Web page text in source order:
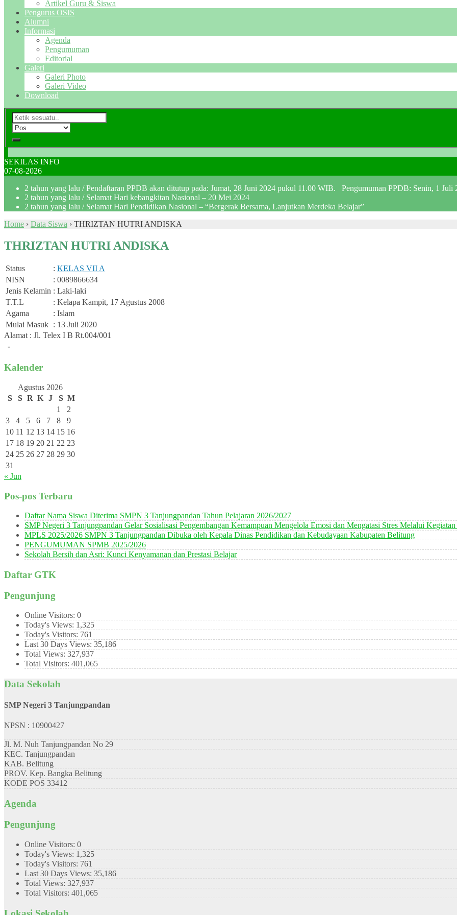
Artikel Guru & Siswa
Pengurus OSIS
Alumni
Informasi
Agenda
Pengumuman
Editorial
Galeri
Galeri Photo
Galeri Video
Download
SEKILAS INFO
07-08-2026
2 tahun yang lalu / Pendaftaran PPDB akan ditutup pada: Jumat, 28 Juni 2024 pukul 11.00 WIB. Pengumuman PPDB: Senin, 1 Juli
2 tahun yang lalu / Selamat Hari kebangkitan Nasional – 20 Mei 2024
2 tahun yang lalu / Selamat Hari Pendidikan Nasional – “Bergerak Bersama, Lanjutkan Merdeka Belajar”
Home › Data Siswa › THRIZTAN HUTRI ANDISKA
THRIZTAN HUTRI ANDISKA
Status : KELAS VII A
NISN
: 0089866634
Jenis Kelamin : Laki-laki
T.T.L
: Kelapa Kampit, 17 Agustus 2008
Agama
: Islam
Mulai Masuk : 13 Juli 2020
Alamat : Jl. Telex I B Rt.004/001
-
Kalender
Agustus 2026
S
S R K J S M
1
2
3
4 5 6 7 8
9
10 11 12 13 14 15 16
17 18 19 20 21 22 23
24 25 26 27 28 29 30
31
« Jun
Pos-pos Terbaru
Daftar Nama Siswa Diterima SMPN 3 Tanjungpandan Tahun Pelajaran 2026/2027
SMP Negeri 3 Tanjungpandan Gelar Sosialisasi Pengembangan Kemampuan Mengelola Emosi dan Mengatasi Stres Melalui
MPLS 2025/2026 SMPN 3 Tanjungpandan Dibuka oleh Kepala Dinas Pendidikan dan Kebudayaan Kabupaten Belitung
PENGUMUMAN SPMB 2025/2026
Sekolah Bersih dan Asri: Kunci Kenyamanan dan Prestasi Belajar
Daftar GTK
Pengunjung
Online Visitors: 0
Today's Views: 1,325
Today's Visitors: 761
Last 30 Days Views: 35,186
Total Views: 327,937
Total Visitors: 401,065
Data Sekolah
SMP Negeri 3 Tanjungpandan
NPSN : 10900427
Jl. M. Nuh Tanjungpandan No 29
KEC. Tanjungpandan
KAB. Belitung
PROV. Kep. Bangka Belitung
KODE POS 33412
Agenda
Pengunjung
Online Visitors: 0
Today's Views: 1,325
Today's Visitors: 761
Last 30 Days Views: 35,186
Total Views: 327,937
Total Visitors: 401,065